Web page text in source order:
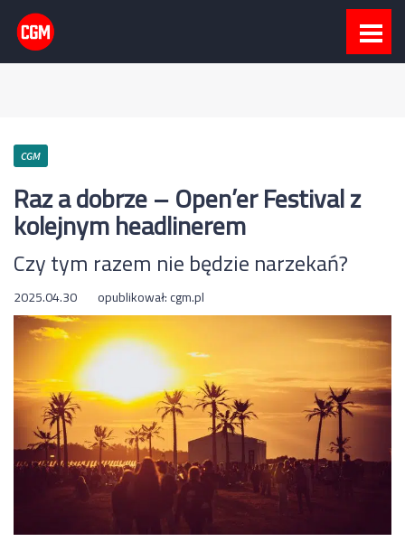
CGM
Raz a dobrze – Open’er Festival z
kolejnym headlinerem
Czy tym razem nie będzie narzekań?
2025.04.30 opublikował:cgm.pl